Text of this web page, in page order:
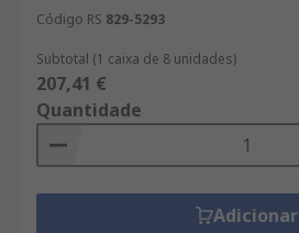
Código RS 829-5293
Subtotal (1 caixa de 8 unidades)
207,41 €
Quantidade
Adicionar